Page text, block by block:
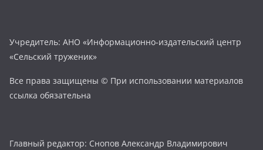
Учредитель: АНО «Информационно-издательский центр
«Сельский труженик»
Все права защищены © При использовании материалов
ссылка обязательна
Главный редактор: Снопов Александр Владимирович